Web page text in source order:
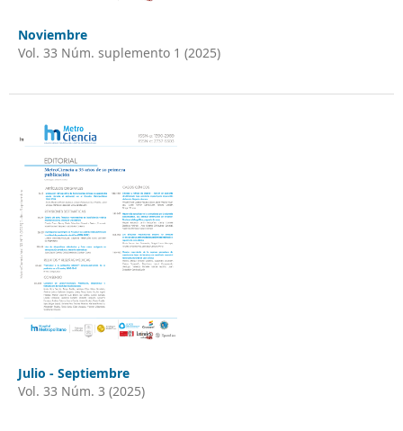
Noviembre
Vol. 33 Núm. suplemento 1 (2025)
Julio - Septiembre
Vol. 33 Núm. 3 (2025)